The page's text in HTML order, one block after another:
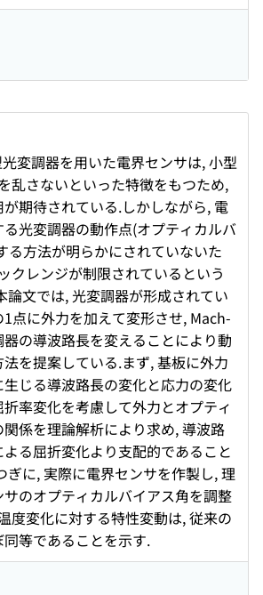
変調器を用いた電界センサは, 小型
乱さないといった特徴をもつため,
が期待されている.しかしながら, 電
光変調器の動作点(オプティカルバ
る方法が明らかにされていないた
クレンジが制限されているという
論文では, 光変調器が形成されてい
点に外力を加えて変形させ, Mach-
の導波路長を変えることにより動
を提案している.まず, 基板に外力
じる導波路長の変化と応力の変化
率変化を考慮して外力とオプティ
係を理論解析により求め, 導波路
る屈折変化より支配的であること
ぎに, 実際に電界センサを作製し, 理
のオプティカルバイアス角を調整
度変化に対する特性変動は, 従来の
等であることを示す.